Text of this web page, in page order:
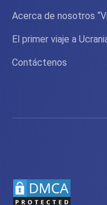
Acerca de nosotros
El primer viaje a
Contáctenos